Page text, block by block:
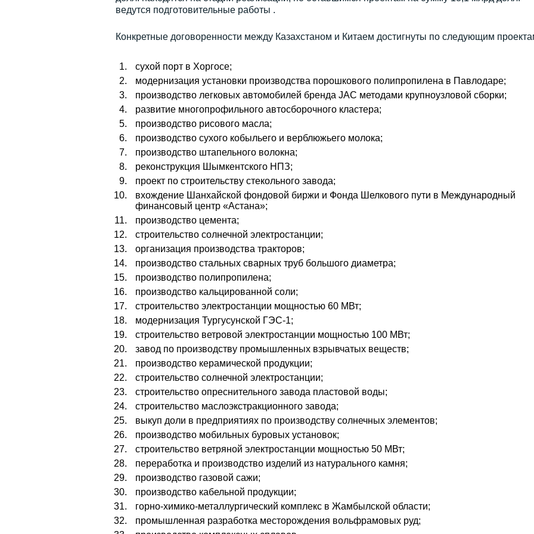
ведутся подготовительные работы .
Конкретные договоренности между Казахстаном и Китаем достигнуты по следующим
сухой порт в Хоргосе;
модернизация установки производства порошкового полипропилена в Павлодаре;
производство легковых автомобилей бренда JAC методами крупноузловой сборки;
развитие многопрофильного автосборочного кластера;
производство рисового масла;
производство сухого кобыльего и верблюжьего молока;
производство штапельного волокна;
реконструкция Шымкентского НПЗ;
проект по строительству стекольного завода;
вхождение Шанхайской фондовой биржи и Фонда Шелкового пути в Международный
финансовый центр «Астана»;
производство цемента;
строительство солнечной электростанции;
организация производства тракторов;
производство стальных сварных труб большого диаметра;
производство полипропилена;
производство кальцированной соли;
строительство электростанции мощностью 60 МВт;
модернизация Тургусунской ГЭС-1;
строительство ветровой электростанции мощностью 100 МВт;
завод по производству промышленных взрывчатых веществ;
производство керамической продукции;
строительство солнечной электростанции;
строительство опреснительного завода пластовой воды;
строительство маслоэкстракционного завода;
выкуп доли в предприятиях по производству солнечных элементов;
производство мобильных буровых установок;
строительство ветряной электростанции мощностью 50 МВт;
переработка и производство изделий из натурального камня;
производство газовой сажи;
производство кабельной продукции;
горно-химико-металлургический комплекс в Жамбылской области;
промышленная разработка месторождения вольфрамовых руд;